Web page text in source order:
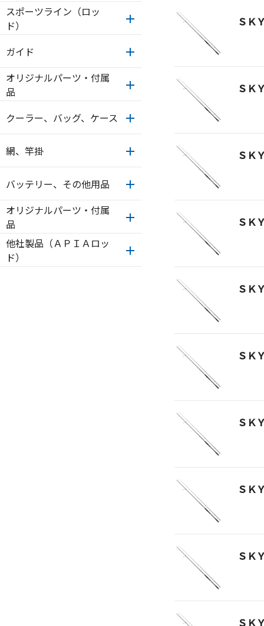
スポーツライン（ロッ
ド）
ガイド
オリジナルパーツ・付属
品
クーラー、バッグ、ケース
網、竿掛
バッテリー、その他用品
オリジナルパーツ・付属
品
他社製品（ＡＰＩＡロッ
ド）
ＳＫ
ＳＫ
ＳＫ
ＳＫ
ＳＫ
ＳＫ
ＳＫ
ＳＫ
ＳＫ
ＳＫ